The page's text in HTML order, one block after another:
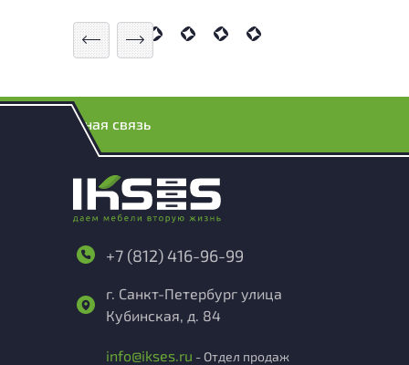
Обратная связь
+7 (812) 416-96-99
г. Санкт-Петербург улица
Кубинская, д. 84
info@ikses.ru - Отдел продаж